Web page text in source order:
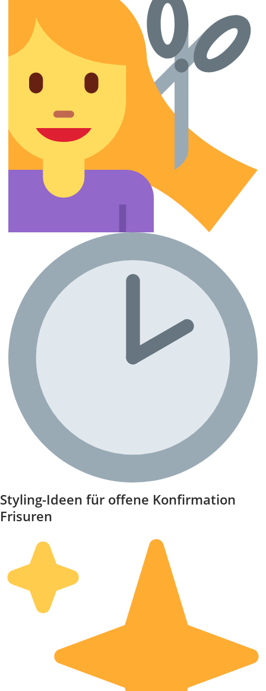
Styling-Ideen für offene Konfirmation
Frisuren